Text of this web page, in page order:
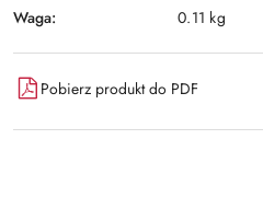
Waga: 0.11 kg
Pobierz produkt do PDF